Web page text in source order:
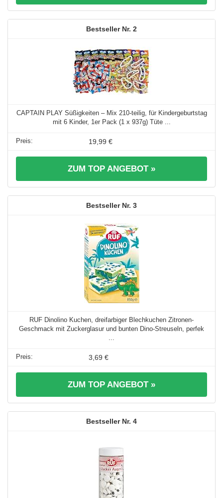
2
CAPTAIN PLAY Süßigkeiten – Mix 210-teilig, für Kindergeburtstag
mit 6 Kinder, 1er Pack (1 x 937g) Tüte ...
19,99 €
ZUM TOP ANGEBOT »
3
RUF Dinolino Kuchen, dreifarbiger Blechkuchen Zitronen-
Geschmack mit Zuckerglasur und bunten Dino-Streuseln, perfek
3,69 €
ZUM TOP ANGEBOT »
4